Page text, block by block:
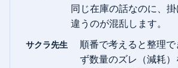
同じ在庫の話なのに、
違うのが混乱します。
サクラ先生
順番で考えると整理で
ず数量のズレ（減耗